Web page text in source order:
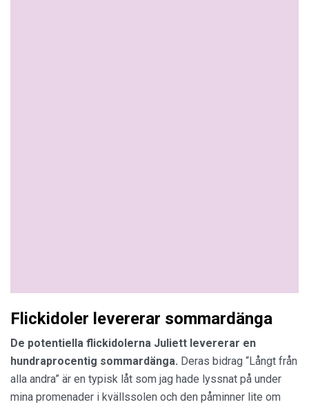
Flickidoler levererar sommardänga
De potentiella flickidolerna Juliett levererar en
hundraprocentig sommardänga. Deras bidrag “Långt från
alla andra” är en typisk låt som jag hade lyssnat på under
mina promenader i kvällssolen och den påminner lite om